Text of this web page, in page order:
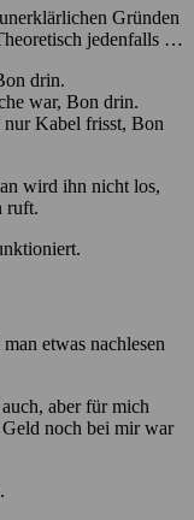
Gründen
jedenfalls …
drin.
war, Bon drin.
nur Kabel frisst, Bon
wird ihn nicht los,
ruft.
etwas nachlesen
aber für mich
Geld noch bei mir war